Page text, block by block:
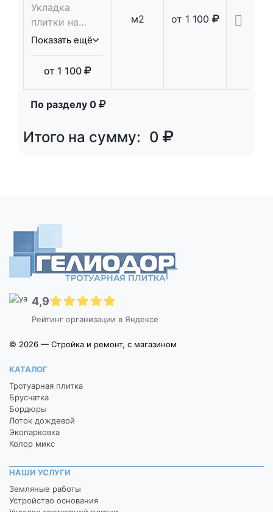
Укладка
плитки на
сухую смесь 5
Показать ещё
от 1 100
м2 от 1 100
По разделу 0
Итого на сумму: 0
4,9
Рейтинг организации в Яндексе
© 2026 — Стройка и ремонт, с магазином
КАТАЛОГ
Тротуарная плитка
Брусчатка
Бордюры
Лоток дождевой
Экопарковка
Колор микс
НАШИ УСЛУГИ
Земляные работы
Устройство основания